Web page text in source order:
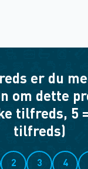
er du
om dette
tilfreds, 5
tilfreds)
2 3 4